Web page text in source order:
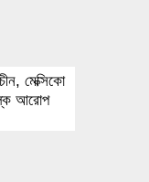
মেক্সিকো
আরোপ